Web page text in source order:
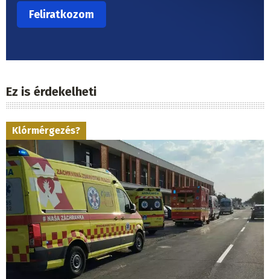
Ez is érdekelheti
Klórmérgezés?